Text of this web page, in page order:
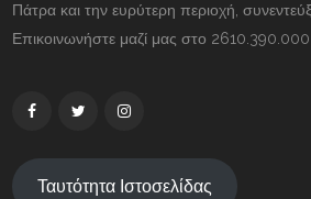
Πάτρα και την ευρύτερη περιοχή,
Επικοινωνήστε μαζί μας στο 2610.390.000
Ταυτότητα Ιστοσελίδας